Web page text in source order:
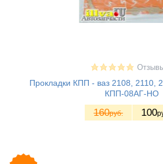
Прокладки КПП - ваз 2108, 2110,
КПП-08АГ-НО
160руб. 100